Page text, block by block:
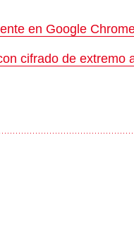
en Google
cifrado de extremo